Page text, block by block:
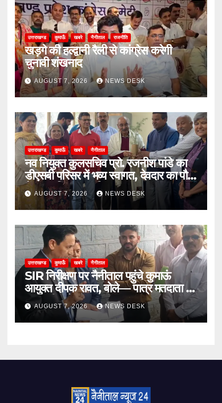
उत्तराखण्ड कुमाऊँ खबरे नैनीताल राजनीति
खड़गे की हल्द्वानी रैली से कांग्रेस करेगी
चुनावी शंखनाद
AUGUST 7, 2026 NEWS DESK
उत्तराखण्ड कुमाऊँ खबरे नैनीताल
नव नियुक्त कुलसचिव प्रो. रजनीश पांडे का
डीएसबी परिसर में भव्य स्वागत, देवदार का पौधा
भेंट कर किया सम्मानित
AUGUST 7, 2026 NEWS DESK
उत्तराखण्ड कुमाऊँ खबरे नैनीताल
SIR निरीक्षण पर नैनीताल पहुंचे कुमाऊं
आयुक्त दीपक रावत, बोले— पात्र मतदाता का
नाम नहीं कटेगा, समय पर कराएं सत्यापन
AUGUST 7, 2026 NEWS DESK